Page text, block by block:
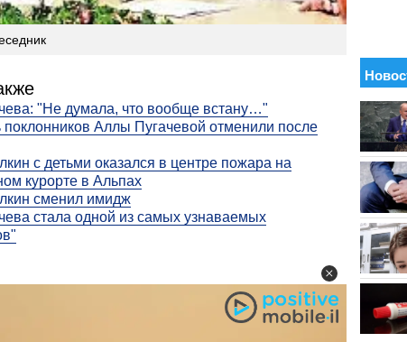
"Не думала, что вообще встану…"
поклонников Аллы Пугачевой отменили после
с детьми оказался в центре пожара на
курорте в Альпах
сменил имидж
стала одной из самых узнаваемых